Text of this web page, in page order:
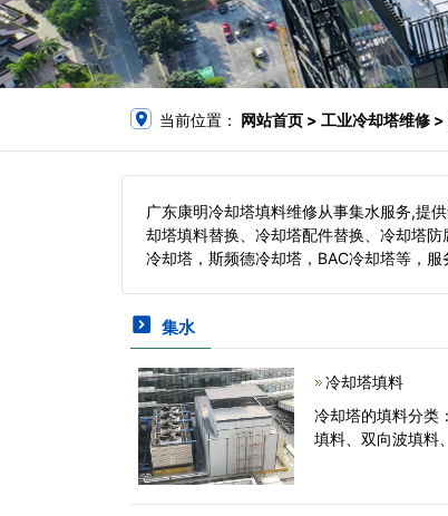
当前位置： 网站首页 > 工业冷却塔维修 >
广东康明冷却塔填料维修从事集水服务,提
却塔填料替换、冷却塔配件替换、冷却塔
冷却塔，斯频德冷却塔，BAC冷却塔等，
集水
冷却塔填料
冷却塔的填料分类
填料、双向波填料